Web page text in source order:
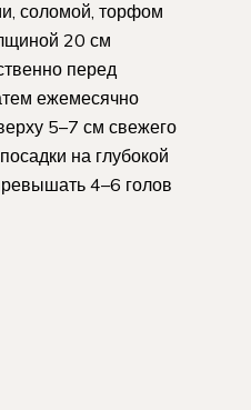
соломой, торфом
20 см
перед
ежемесячно
5–7 см свежего
на глубокой
4–6 голов